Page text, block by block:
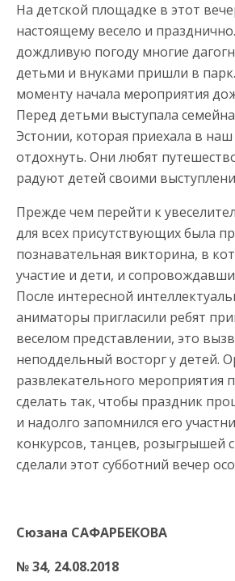
На детской площадке в этот
настоящему весело и
дождливую погоду многие
детьми и внуками пришли в
моменту начала мероприятия
Перед детьми выступала
Эстонии, которая приехала в
отдохнуть. Они любят
радуют детей своими
Прежде чем перейти к
для всех присутствующих была
познавательная викторина, в
участие и дети, и
После интересной
аниматоры пригласили ребят
веселом представлении, это
неподдельный восторг у детей.
развлекательного мероприятия
сделать так, чтобы праздник
и надолго запомнился его
конкурсов, танцев, розыгрышей
сделали этот субботний вечер
Сюзана САФАРБЕКОВА
№ 34, 24.08.2018